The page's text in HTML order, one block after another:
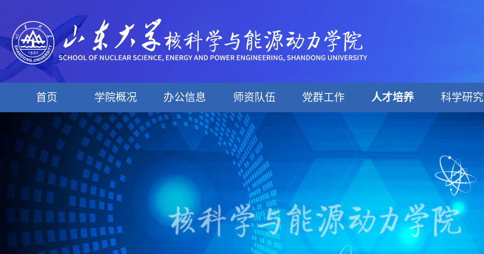
首页 学院概况 办公信息 师资队伍 党群工作 人才培养 科学研究